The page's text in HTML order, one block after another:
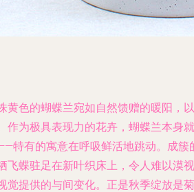
黄色的蝴蝶兰宛如自然馈赠的暖阳，以
作为极具表现力的花卉，蝴蝶兰本身就
特有的寓意在呼吸鲜活地跳动。成簇
飞蝶驻足在新叶织床上，令人难以漠视
觉提供的与间变化。正是秋季绽放是菊